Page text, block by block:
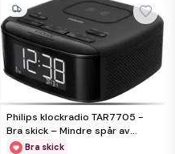
Philips klockradio TAR7705 -
Bra skick – Mindre spår av
användning
Bra skick